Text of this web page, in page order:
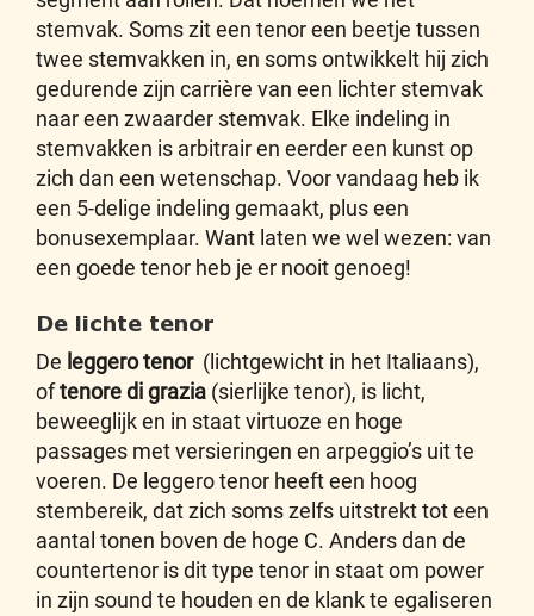
stemvak. Soms zit een tenor een beetje tussen
twee stemvakken in, en soms ontwikkelt hij zich
gedurende zijn carrière van een lichter stemvak
naar een zwaarder stemvak. Elke indeling in
stemvakken is arbitrair en eerder een kunst op
zich dan een wetenschap. Voor vandaag heb ik
een 5-delige indeling gemaakt, plus een
bonusexemplaar. Want laten we wel wezen: van
een goede tenor heb je er nooit genoeg!
De lichte tenor
De leggero tenor (lichtgewicht in het Italiaans),
oftenore di grazia (sierlijke tenor), is licht,
beweeglijk en in staat virtuoze en hoge
passages met versieringen en arpeggio’s uit te
voeren. De leggero tenor heeft een hoog
stembereik, dat zich soms zelfs uitstrekt tot een
aantal tonen boven de hoge C. Anders dan de
countertenor is dit type tenor in staat om power
in zijn sound te houden en de klank te egaliseren